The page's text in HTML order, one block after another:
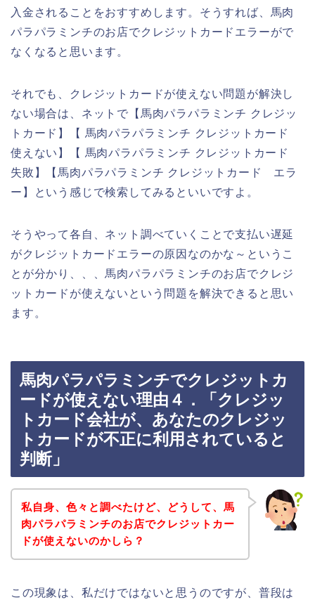
入金されることをおすすめします。そうすれば、馬肉
パラパラミンチのお店でクレジットカードエラーがで
なくなると思います。
それでも、クレジットカードが使えない問題が解決し
ない場合は、ネットで【馬肉パラパラミンチ クレジッ
トカード】【 馬肉パラパラミンチ クレジットカード
使えない】【 馬肉パラパラミンチ クレジットカード
失敗】【馬肉パラパラミンチ クレジットカード エラ
ー】という感じで検索してみるといいですよ。
そうやって各自、ネット調べていくことで支払い遅延
がクレジットカードエラーの原因なのかな～というこ
とが分かり、、、馬肉パラパラミンチのお店でクレジ
ットカードが使えないという問題を解決できると思い
ます。
馬肉パラパラミンチでクレジットカ
ードが使えない理由４．「クレジッ
トカード会社が、あなたのクレジッ
トカードが不正に利用されていると
判断」
私自身、色々と調べたけど、どうして、馬
肉パラパラミンチのお店でクレジットカー
ドが使えないのかしら？
この現象は、私だけではないと思うのですが、普段は